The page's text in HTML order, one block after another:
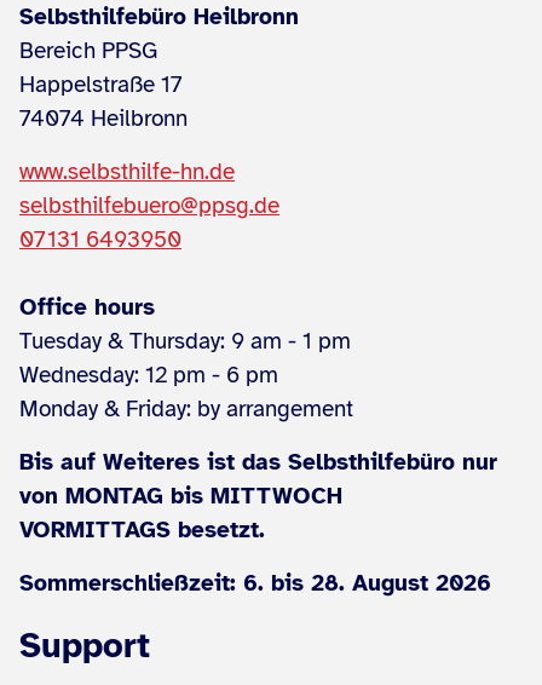
Selbsthilfebüro Heilbronn
Bereich PPSG
Happelstraße 17
74074 Heilbronn
www.selbsthilfe-hn.de
selbsthilfebuero@ppsg.de
07131 6493950
Office hours
Tuesday & Thursday: 9 am - 1 pm
Wednesday: 12 pm - 6 pm
Monday & Friday: by arrangement
Bis auf Weiteres ist das Selbsthilfebüro nur
von MONTAG bis MITTWOCH
VORMITTAGS besetzt.
Sommerschließzeit: 6. bis 28. August 2026
Support